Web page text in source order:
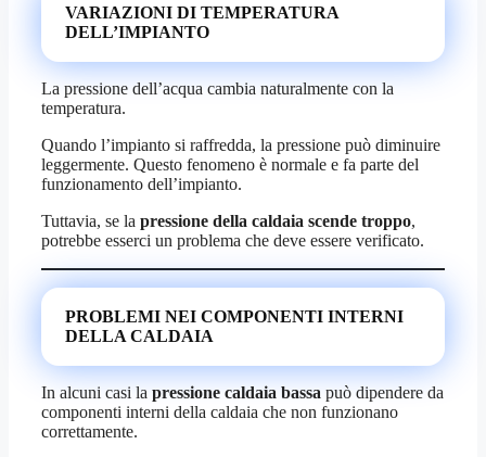
VARIAZIONI DI TEMPERATURA
DELL’IMPIANTO
La pressione dell’acqua cambia naturalmente con la
temperatura.
Quando l’impianto si raffredda, la pressione può diminuire
leggermente. Questo fenomeno è normale e fa parte del
funzionamento dell’impianto.
Tuttavia, se la pressione della caldaia scende troppo,
potrebbe esserci un problema che deve essere verificato.
PROBLEMI NEI COMPONENTI INTERNI
DELLA CALDAIA
In alcuni casi la pressione caldaia bassa può dipendere da
componenti interni della caldaia che non funzionano
correttamente.